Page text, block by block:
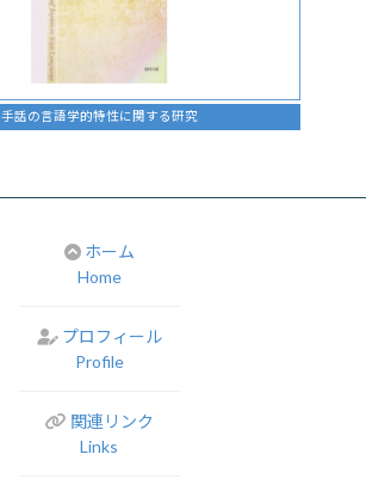
手話の言語学的特性に関する研究
ホーム
Home
プロフィール
Profile
関連リンク
Links